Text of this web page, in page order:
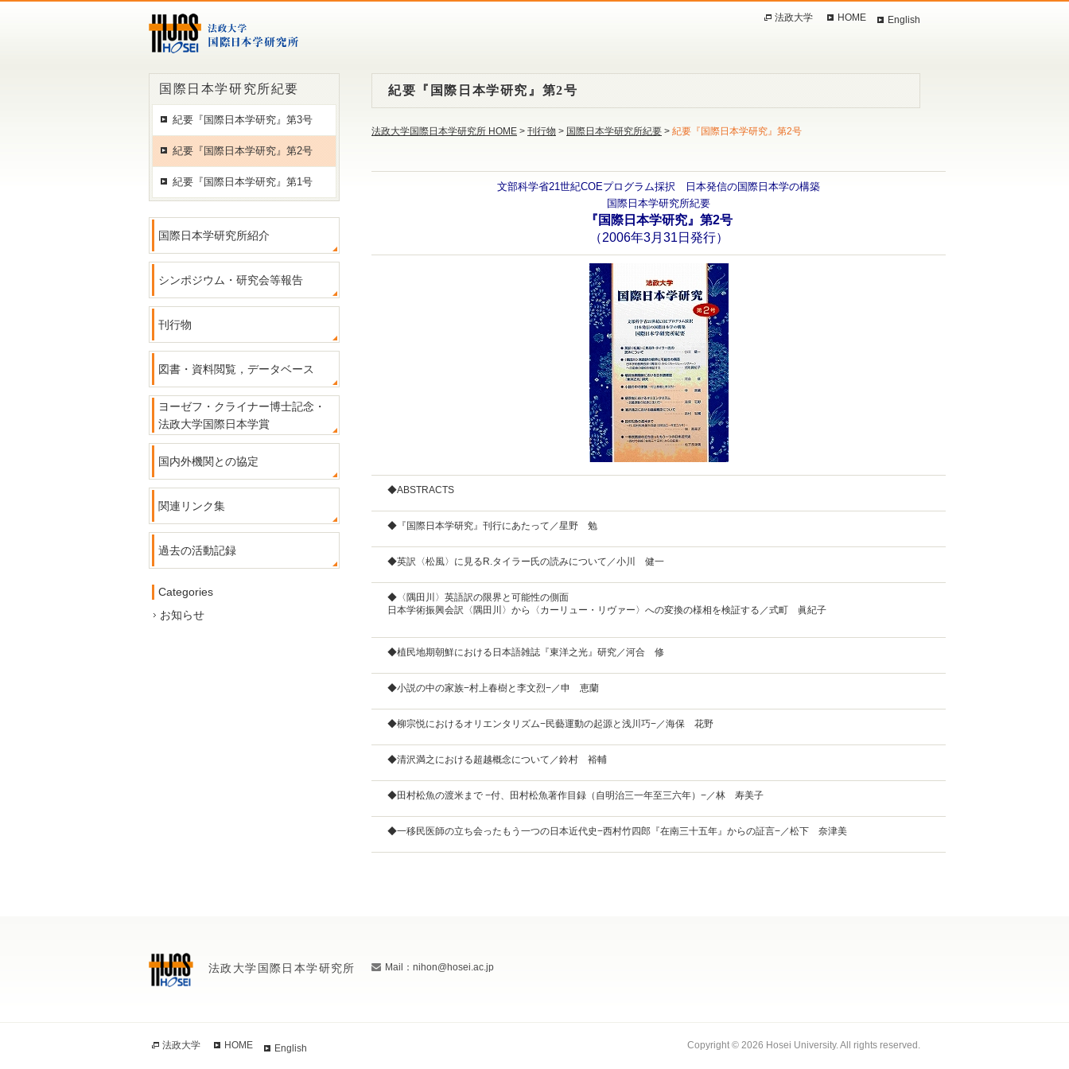
English
法政大学 HOME
紀要『国際日本学研究』第2号
法政大学国際日本学研究所 HOME > 刊行物 > 国際日本学研究所紀要 > 紀要『国際日本学研究』第2号
文部科学省21世紀COEプログラム採択 日本発信の国際日本学の構築
国際日本学研究所紀要
『国際日本学研究』第2号
（2006年3月31日発行）
◆ABSTRACTS
◆『国際日本学研究』刊行にあたって／星野 勉
◆英訳〈松風〉に見るR.タイラー氏の読みについて／小川 健一
◆〈隅田川〉英語訳の限界と可能性の側面
日本学術振興会訳〈隅田川〉から〈カーリュー・リヴァー〉への変換の様相を検証する／式町 眞紀子
◆植民地期朝鮮における日本語雑誌『東洋之光』研究／河合 修
◆小説の中の家族−村上春樹と李文烈−／申 恵蘭
◆柳宗悦におけるオリエンタリズム−民藝運動の起源と浅川巧−／海保 花野
◆清沢満之における超越概念について／鈴村 裕輔
◆田村松魚の渡米まで −付、田村松魚著作目録（自明治三一年至三六年）−／林 寿美子
◆一移民医師の立ち会ったもう一つの日本近代史−西村竹四郎『在南三十五年』からの証言−／松下 奈津美
国際日本学研究所紀要
紀要『国際日本学研究』第3号
紀要『国際日本学研究』第2号
紀要『国際日本学研究』第1号
国際日本学研究所紹介
シンポジウム・研究会等報告
刊行物
図書・資料閲覧，データベース
ヨーゼフ・クライナー博士記念・
法政大学国際日本学賞
国内外機関との協定
関連リンク集
過去の活動記録
Categories
お知らせ
法政大学国際日本学研究所 Mail：nihon@hosei.ac.jp
法政大学 HOME English Copyright © 2026 Hosei University. All rights reserved.